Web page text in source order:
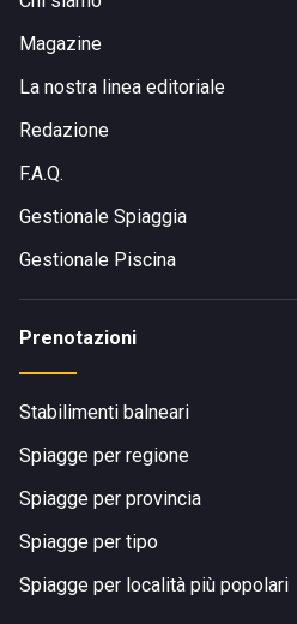
impiegando poco meno di trenta
Magazine
La nostra linea editoriale
Redazione
F.A.Q.
Gestionale Spiaggia
Gestionale Piscina
Prenotazioni
Stabilimenti balneari
Spiagge per regione
Spiagge per provincia
Spiagge per tipo
Spiagge per località più popolari